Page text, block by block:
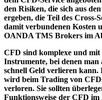
den Risiken, die sich aus
ergeben, die Teil des Cross-
damit verbundenen Kosten
OANDA TMS Brokers im
CFD sind komplexe und
Instrumente, bei denen
schnell Geld verlieren
wird beim Trading von
verloren. Sie sollten
Funktionsweise der CFD im